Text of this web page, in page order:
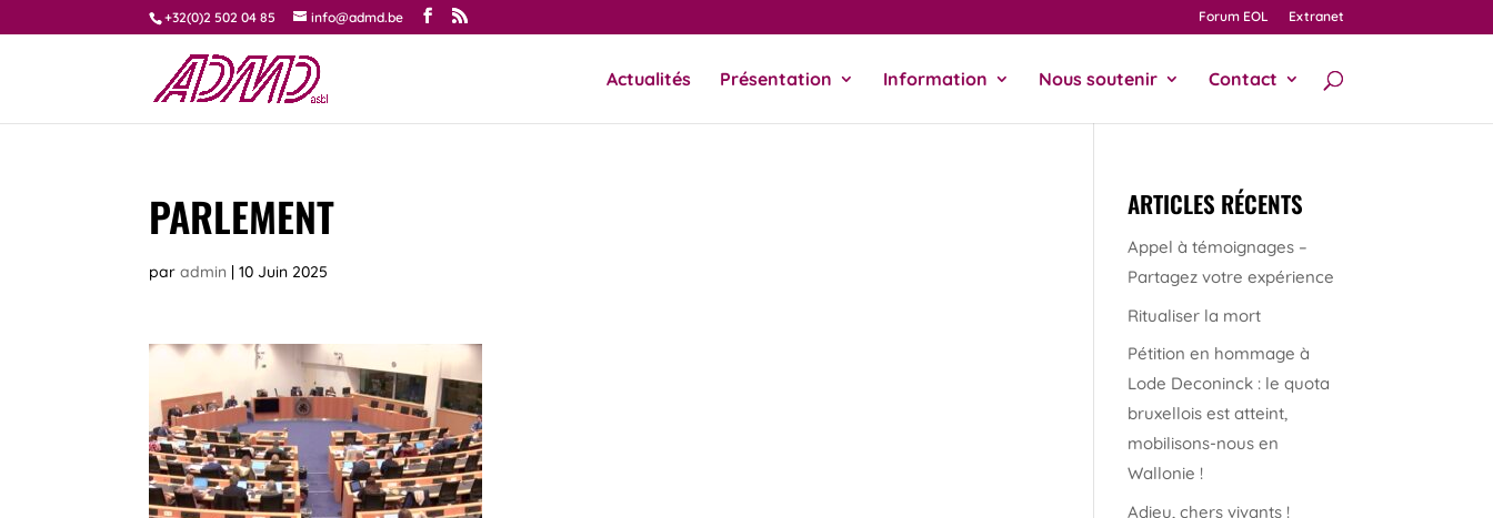
+32(0)2 502 04 85 info@admd.be Forum EOL Extranet
Actualités Présentation Information Nous soutenir Contact
PARLEMENT
paradmin |10 Juin 2025
ARTICLES RÉCENTS
Appel à témoignages –
Partagez votre expérience
Ritualiser la mort
Pétition en hommage à
Lode Deconinck : le quota
bruxellois est atteint,
mobilisons-nous en
Wallonie !
Adieu, chers vivants !